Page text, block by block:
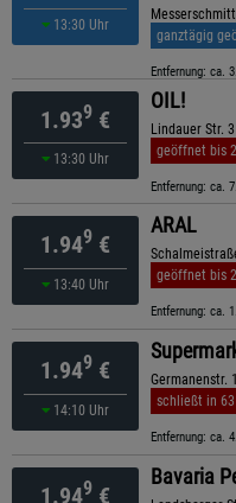
13:30 Uhr
ganztägig
Entfernung: ca.
1.939 €
13:30 Uhr
OIL!
Lindauer Str.
geöffnet bis
Entfernung: ca.
1.949 €
13:40 Uhr
ARAL
geöffnet bis
Entfernung: ca.
1.949 €
14:10 Uhr
Germanenstr.
schließt in
Entfernung: ca.
1.949 €
Bavaria